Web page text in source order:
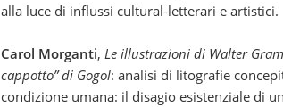
alla luce di influssi cultural-letterari e artistici.
Carol Morganti, Le illustrazioni di Walter
cappotto” di Gogol: analisi di litografie
condizione umana: il disagio esistenziale di